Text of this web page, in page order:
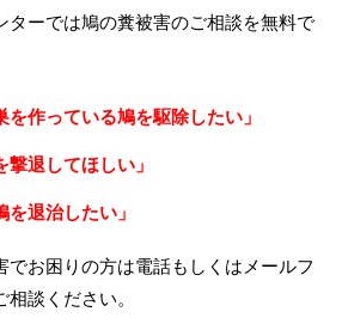
ターでは鳩の糞被害のご相談を無料で
を作っている鳩を駆除したい」
撃退してほしい」
を退治したい」
でお困りの方は電話もしくはメールフ
談ください。